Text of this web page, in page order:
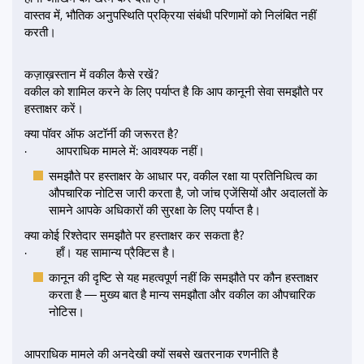
वास्तव में, भौतिक अनुपस्थिति प्रक्रिया संबंधी परिणामों को निलंबित नहीं
करती।
कज़ाख़स्तान में वकील कैसे रखें?
वकील को शामिल करने के लिए पर्याप्त है कि आप कानूनी सेवा समझौते पर
हस्ताक्षर करें।
क्या पॉवर ऑफ अटॉर्नी की जरूरत है?
· आपराधिक मामले में: आवश्यक नहीं।
समझौते पर हस्ताक्षर के आधार पर, वकील रक्षा या प्रतिनिधित्व का
औपचारिक नोटिस जारी करता है, जो जांच एजेंसियों और अदालतों के
सामने आपके अधिकारों की सुरक्षा के लिए पर्याप्त है।
क्या कोई रिश्तेदार समझौते पर हस्ताक्षर कर सकता है?
· हाँ। यह सामान्य प्रैक्टिस है।
कानून की दृष्टि से यह महत्वपूर्ण नहीं कि समझौते पर कौन हस्ताक्षर
करता है — मुख्य बात है मान्य समझौता और वकील का औपचारिक
नोटिस।
आपराधिक मामले की अनदेखी क्यों सबसे खतरनाक रणनीति है